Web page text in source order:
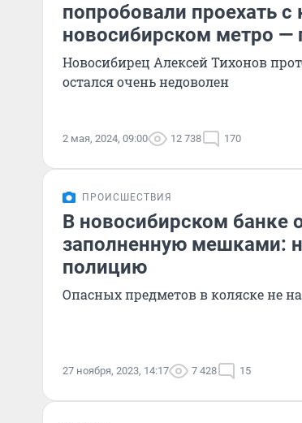
попробовали проехать с
новосибирском метро —
Новосибирец Алексей Тихонов
остался очень недоволен
2 мая, 2024, 09:00 12 738 170
ПРОИСШЕСТВИЯ
В новосибирском банке
заполненную мешками:
полицию
Опасных предметов в коляске не
27 ноября, 2023, 14:17 7 428 15